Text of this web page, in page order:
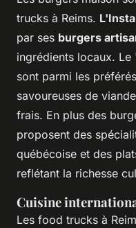
trucks à Reims.
par ses burgers
ingrédients locaux.
sont parmi les
savoureuses de
frais. En plus des
proposent des
québécoise et des
reflétant la richesse
Cuisine
Les food trucks à